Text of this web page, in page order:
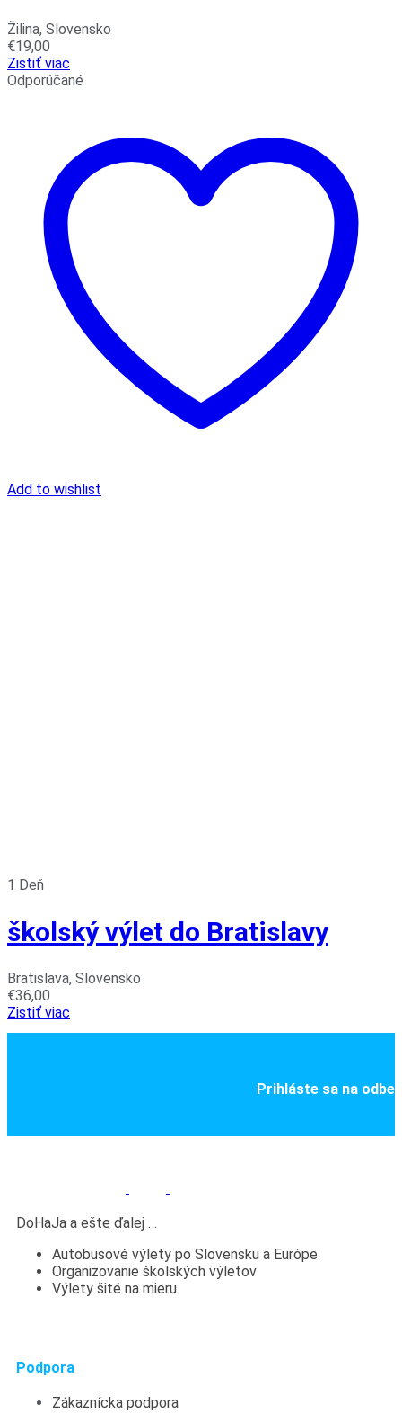
Žilina, Slovensko
€19,00
Zistiť viac
Odporúčané
Add to wishlist
1 Deň
školský výlet do Bratislavy
Bratislava, Slovensko
€36,00
Zistiť viac
Prihláste sa na
DoHaJa a ešte ďalej …
Autobusové výlety po Slovensku a Európe
Organizovanie školských výletov
Výlety šité na mieru
Podpora
Zákaznícka podpora